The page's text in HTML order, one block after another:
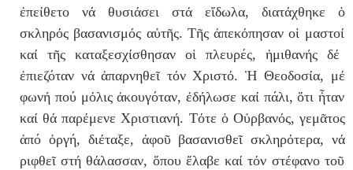
ἐπείθετο νά θυσιάσει στά εἴδωλα, διατάχθηκε ὁ
σκληρός βασανισμός αὐτῆς. Τῆςἀπεκόπησαν οἱ μαστοί
καί τῆς καταξεσχίσθησαν οἱ πλευρές, ἡμιθανής δέ
ἐπιεζόταν νά ἀπαρνηθεῖ τόν Χριστό.Ἡ Θεοδοσία, μέ
φωνή πού μόλιςἀκουγόταν,ἐδήλωσε καίπάλι,ὅτιἦταν
καί θά παρέμενε Χριστιανή. Τότε ὁΟὐρβανός, γεμᾶτος
ἀπό ὀργή, διέταξε, ἀφοῦβασανισθεῖ σκληρότερα, νά
ριφθεῖ στή θάλασσαν, ὅπου ἔλαβε καί τόν στέφανο τοῦ